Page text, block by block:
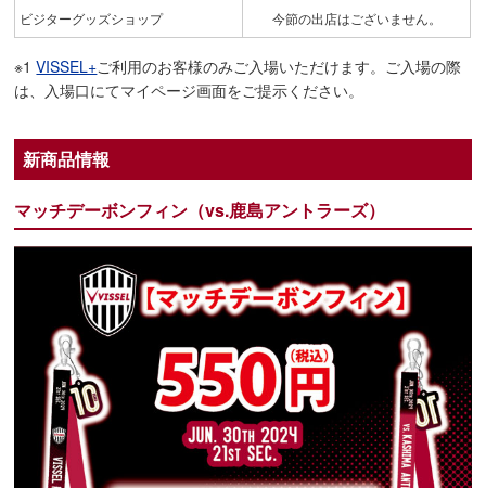
ビジターグッズショップ 今節の出店はございません。
※1VISSEL+ご利用のお客様のみご入場いただけます。ご入場の際
は、入場口にてマイページ画面をご提示ください。
新商品情報
マッチデーボンフィン（vs.鹿島アントラーズ）